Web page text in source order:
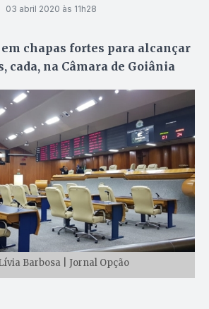
03 abril 2020 às 11h28
chapas fortes para alcançar
cada, na Câmara de Goiânia
Barbosa | Jornal Opção